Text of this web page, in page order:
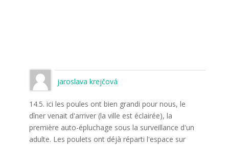
jaroslava krejčová
14.5. ici les poules ont bien grandi pour nous, le
dîner venait d'arriver (la ville est éclairée), la
première auto-épluchage sous la surveillance d'un
adulte. Les poulets ont déjà réparti l'espace sur